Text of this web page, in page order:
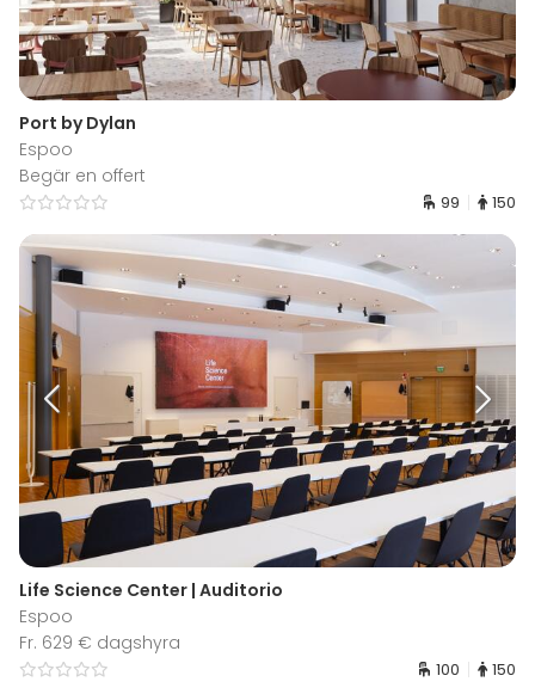
Port by Dylan
Espoo
Begär en offert
99 150
Life Science Center | Auditorio
Espoo
Fr. 629 € dagshyra
100 150